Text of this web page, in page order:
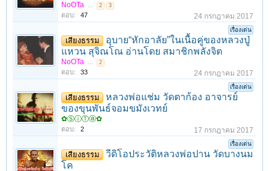
NoOTa ... 2 3
ตอบ: 47 24 กรกฎาคม 2017
เรื่องเด่น
เสียงธรรม
อุบาย“หักอาลัย”ในเนื้อคู่ของหลวงปู่
แหวน สุจิณโณ อ่านโดย สมาชิกพลังจิต
NoOTa ... 2
ตอบ: 33 24 กรกฎาคม 2017
เรื่องเด่น
เสียงธรรม
หลวงพ่อแช่ม วัดตาก้อง อาจารย์
ของขุนพันธ์จอมขมังเวทย์
✿ⓈⓘⓉⓐ✿
ตอบ: 2 17 กรกฎาคม 2017
เรื่องเด่น
เสียงธรรม
วีดิโอประวัติหลวงพ่อปาน วัดบางนม
โค